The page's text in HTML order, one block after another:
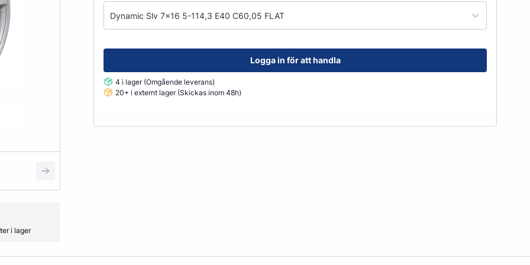
Grönyte & Smådäck
Kåpor
Ventiler
Vikter
i lager
Dynamic Slv 7x16 5-114,3 E40 C60,05 FLAT
Logga in för att handla
4 i lager (Omgående leverans)
20+ i externt lager (Skickas inom 48h)